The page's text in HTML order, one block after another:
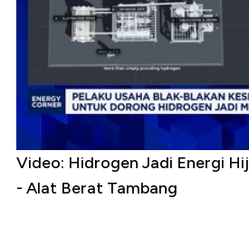
Video: Hidrogen Jadi Energi
- Alat Berat Tambang